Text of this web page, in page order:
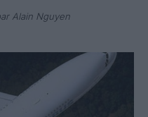
Alain Nguyen